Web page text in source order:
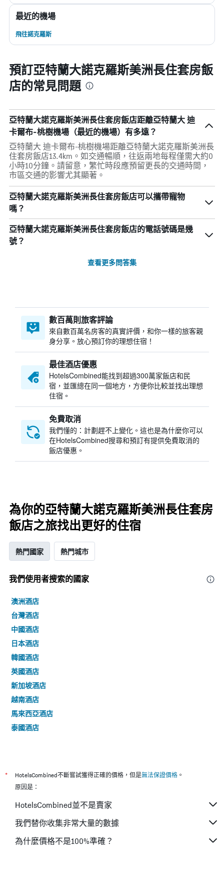
最近的機場
飛往諾克羅斯
預訂亞特蘭大諾克羅斯美洲長住套房飯
店的常見問題
亞特蘭大諾克羅斯美洲長住套房飯店距離亞特蘭大 迪
卡爾布-桃樹機場（最近的機場）有多遠？
亞特蘭大 迪卡爾布-桃樹機場距離亞特蘭大諾克羅斯美洲長
住套房飯店13.4km。如交通暢順，往返兩地每程僅需大約0
小時10分鐘。請留意，繁忙時段應預留更長的交通時間，
市區交通的影響尤其顯著。
亞特蘭大諾克羅斯美洲長住套房飯店可以攜帶寵物
嗎？
亞特蘭大諾克羅斯美洲長住套房飯店的電話號碼是幾
號？
查看更多問答集
數百萬則旅客評論
來自數百萬名房客的真實評價，和你一樣的旅客親
身分享。放心預訂你的理想住宿！
最佳酒店優惠
HotelsCombined​能找到超過300萬家飯店和民
宿，並匯總在同一個地方，方便你比較並找出理想
住宿。
免費取消
我們懂的：計劃趕不上變化。這也是為什麼你可以
在HotelsCombined搜尋和預訂有提供免費取消的
飯店優惠。
為你的亞特蘭大諾克羅斯美洲長住套房
飯店之旅找出更好的住宿
熱門國家 熱門城市
我們使用者搜索的國家
澳洲酒店
台灣酒店
中國酒店
日本酒店
韓國酒店
英國酒店
新加坡酒店
越南酒店
馬來西亞酒店
泰國酒店
* HotelsCombined不斷嘗試獲得正確的價格，但是無法保證價格 。
原因是：
HotelsCombined並不是賣家
我們替你收集非常大量的數據
為什麼價格不是100%準確？